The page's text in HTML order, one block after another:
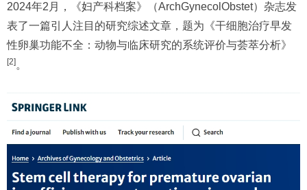
2024年2月，《妇产科档案》（ArchGynecolObstet）杂志发
表了一篇引人注目的研究综述文章，题为《干细胞治疗早发
性卵巢功能不全：动物与临床研究的系统评价与荟萃分析》
[2]。